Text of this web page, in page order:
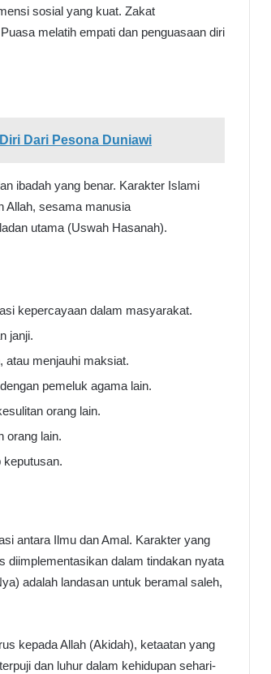
sosial yang kuat. Zakat
melatih empati dan penguasaan diri
Dari Pesona Duniawi
ibadah yang benar. Karakter Islami
Allah, sesama manusia
utama (Uswah Hasanah).
kepercayaan dalam masyarakat.
janji.
atau menjauhi maksiat.
pemeluk agama lain.
orang lain.
orang lain.
keputusan.
antara Ilmu dan Amal. Karakter yang
diimplementasikan dalam tindakan nyata
adalah landasan untuk beramal saleh,
kepada Allah (Akidah), ketaatan yang
dan luhur dalam kehidupan sehari-